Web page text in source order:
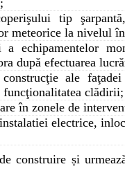
tip
meteorice la nivelul
a echipamentelor
după efectuarea
construcţie ale
funcţionalitatea clădirii;
în zonele de
electrice,
construire și